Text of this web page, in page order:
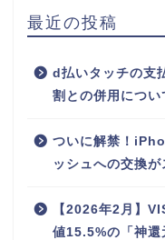
最近の投稿
d払いタッチの支
割との併用につい
ついに解禁！
ッシュへの交換が
【2026年2月】
値15.5%の「神還